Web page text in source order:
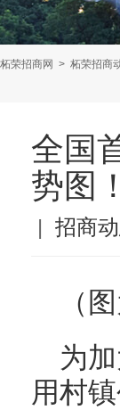
柘荣招商网 > 柘荣招商
全国
势图！
| 招商
（
为
用村